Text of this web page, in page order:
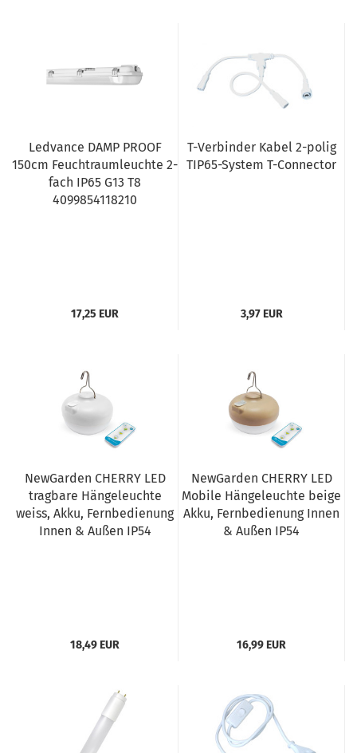
Ledvance DAMP PROOF
150cm Feuchtraumleuchte 2-
fach IP65 G13 T8
4099854118210
17,25 EUR
T-Verbinder Kabel 2-polig
TIP65-System T-Connector
3,97 EUR
NewGarden CHERRY LED
tragbare Hängeleuchte
weiss, Akku, Fernbedienung
Innen & Außen IP54
18,49 EUR
NewGarden CHERRY LED
Mobile Hängeleuchte beige
Akku, Fernbedienung Innen
& Außen IP54
16,99 EUR